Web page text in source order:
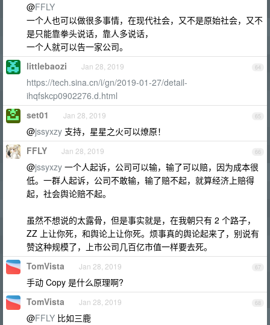
@FFLY
一个人也可以做很多事情，在现代社会，又不是原始社会，又不
是只能靠拳头说话，靠人多说话，
一个人就可以告一家公司。
64
littlebaozi Jan 28, 2019
https://tech.sina.cn/i/gn/2019-01-27/detail-
ihqfskcp0902276.d.html
65
set01 Jan 28, 2019
@jssyxzy 支持，星星之火可以燎原！
66
FFLY Jan 28, 2019
@jssyxzy 一个人起诉，公司可以输，输了可以赔，因为成本很
低。一群人起诉，公司不敢输，输了赔不起，就算经济上赔得
起，社会舆论赔不起。
虽然不想说的太露骨，但是事实就是，在我朝只有 2 个路子，
ZZ 上让你死，和舆论上让你死。烦事真的舆论起来了，别说有
赞这种规模了，上市公司几百亿市值一样要去死。
67
TomVista Jan 28, 2019
手动 Copy 是什么原理啊?
68
TomVista Jan 28, 2019
@FFLY 比如三鹿